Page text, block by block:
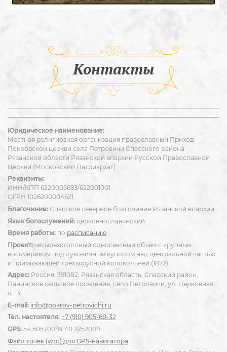
Контакты
Юридическое наименование:
Местная религиозная организация православный Приход
Покровской церкви села Петровичи Спасского района
Рязанской области Рязанской епархии Русской Православной
Церкви (Московский Патриархат)
Реквизиты:
ИНН/КПП 6220005693/622001001
ОГРН 1026200004621
Благочиние: Спасское северное благочиние Рязанской епархии
Язык богослужений: церковнославянский
Время работы: по расписанию
Проект: четырехстолпный односветный объём с крупным
восьмериком под луковичным куполом над центральной частью
и примыкающей трехъярусной колокольней (1872)
Адрес: Россия, 391082, Рязанская область, Спасский район,
Панинское сельское поселение, село Петровичи, ул. Церковная,
д. 13
E-mail: info@pokrov-petrovichi.ru
Тел. настоятеля: +7 (910) 905-60-32
GPS: 54.505700°N 40.225200°E
Файл точек (wpt) для GPS-навигатора